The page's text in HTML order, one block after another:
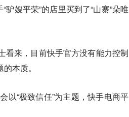
嫂平荣”的店里买到了“山寨”朵唯
看来，目前快手官方没有能力控制
本质。
以“极致信任”为主题，快手电商平